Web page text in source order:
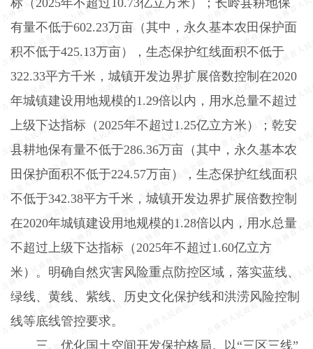
有量不低于602.23万亩（其中，永久基本农田保护面
积不低于425.13万亩），生态保护红线面积不低于
322.33平方千米，城镇开发边界扩展倍数控制在2020
年城镇建设用地规模的1.29倍以内，用水总量不超过
上级下达指标（ 2025年不超过1.25亿立方米）；乾安
县耕地保有量不低于286.36万亩（其中，永久基本农
田保护面积不低于224.57万亩），生态保护红线面积
不低于342.38平方千米，城镇开发边界扩展倍数控制
在2020年城镇建设用地规模的1.28倍以内，用水总量
不超过上级下达指标（ 2025年不超过1.60亿立方
米）。明确自然灾害风险重点防控区域，落实蓝线、
绿线、黄线、紫线、历史文化保护线和洪涝风险控制
线等底线管控要求。
三、优化国土空间开发保护格局。以“三区三线”